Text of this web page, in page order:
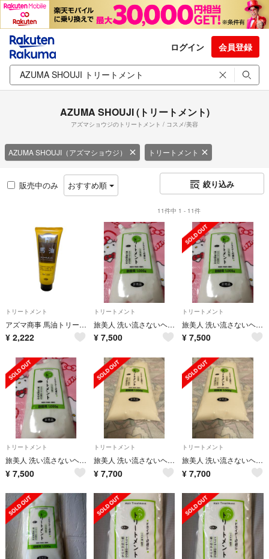
ログイン 会員登録
AZUMA SHOUJI (トリートメント)
アズマショウジのトリートメント / コスメ/美容
AZUMA SHOUJI（アズマショウジ） トリートメント
販売中のみ おすすめ順 絞り込み
11件中 1 - 11件
トリートメント
アズマ商事 馬油トリートメント
¥ 2,222
トリートメント
旅美人 洗い流さないヘアトリートメント1000g アズマ商事
¥ 7,500
トリートメント
旅美人 洗い流さないヘアトリートメント1000g アズマ商事
¥ 7,500
トリートメント
旅美人 洗い流さないヘアトリートメント1000g アズマ商事
¥ 7,500
トリートメント
旅美人 洗い流さないヘアトリートメント1000g アズマ商事
¥ 7,700
トリートメント
旅美人 洗い流さないヘアトリートメント1000g アズマ商事
¥ 7,700